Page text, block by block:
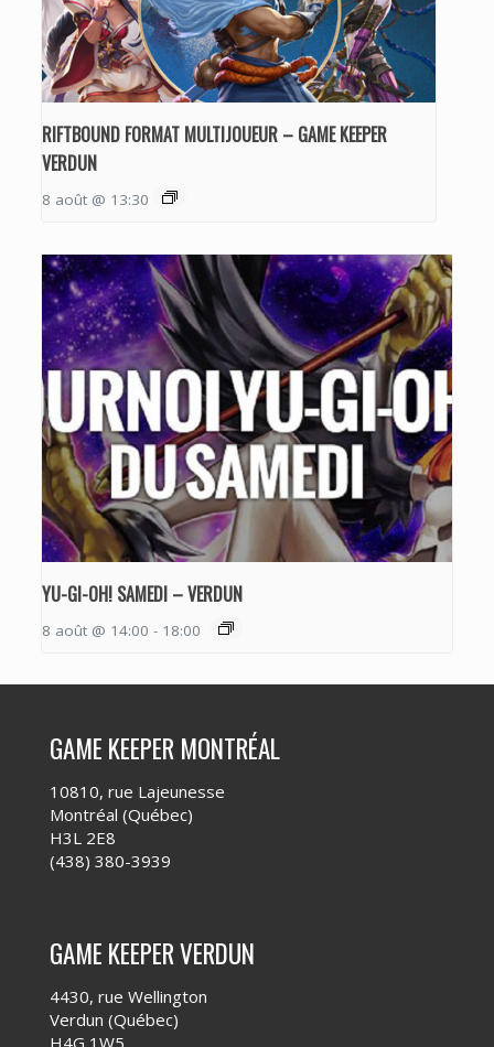
RIFTBOUND FORMAT MULTIJOUEUR – GAME KEEPER
VERDUN
8 août @ 13:30
YU-GI-OH! SAMEDI – VERDUN
8 août @ 14:00 - 18:00
GAME KEEPER MONTRÉAL
10810, rue Lajeunesse
Montréal (Québec)
H3L 2E8
(438) 380-3939
GAME KEEPER VERDUN
4430, rue Wellington
Verdun (Québec)
H4G 1W5